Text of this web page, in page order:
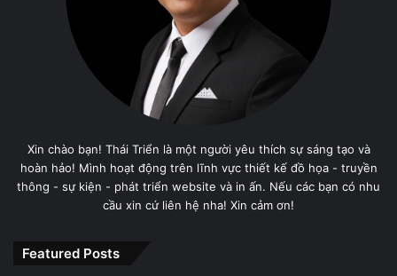
Xin chào bạn! Thái Triển là một người yêu thích sự sáng tạo và
hoàn hảo! Mình hoạt động trên lĩnh vực thiết kế đồ họa - truyền
thông - sự kiện - phát triển website và in ấn. Nếu các bạn có nhu
cầu xin cứ liên hệ nha! Xin cảm ơn!
Featured Posts